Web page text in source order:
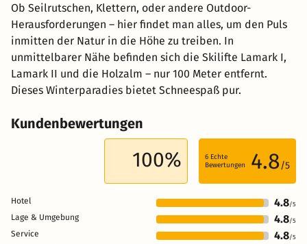
Ob Seilrutschen, Klettern, oder andere Outdoor-
Herausforderungen – hier findet man alles, um den Puls
inmitten der Natur in die Höhe zu treiben. In
unmittelbarer Nähe befinden sich die Skilifte Lamark I,
Lamark II und die Holzalm – nur 100 Meter entfernt.
Dieses Winterparadies bietet Schneespaß pur.
Kundenbewertungen
100% 6 Echte
Bewertungen
4.8/5
Hotel 4.8/5
Lage & Umgebung 4.8/5
Service 4.8/5